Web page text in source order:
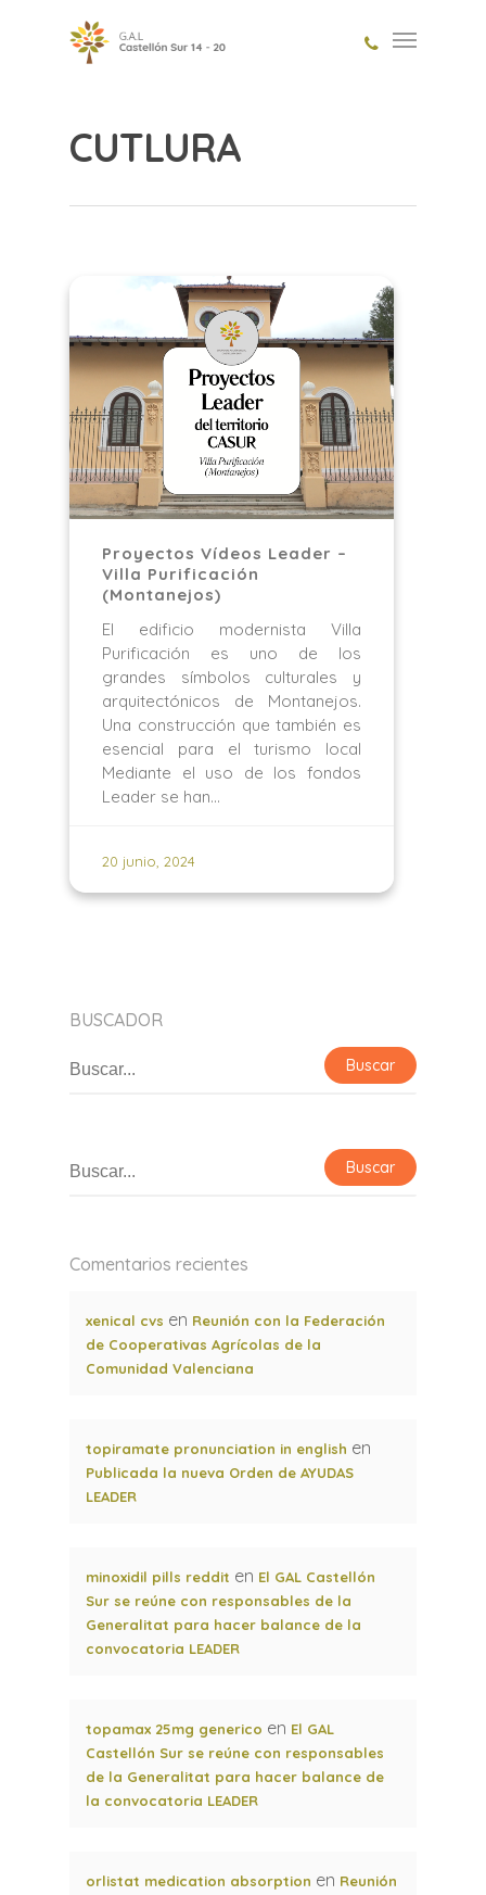
CUTLURA
Proyectos Vídeos Leader –
Villa Purificación
(Montanejos)
El edificio modernista Villa
Purificación es uno de los
grandes símbolos culturales y
arquitectónicos de Montanejos.
Una construcción que también es
esencial para el turismo local
Mediante el uso de los fondos
Leader se han…
20 junio, 2024
BUSCADOR
Comentarios recientes
xenical cvs en Reunión con la Federación
de Cooperativas Agrícolas de la
Comunidad Valenciana
topiramate pronunciation in english en
Publicada la nueva Orden de AYUDAS
LEADER
minoxidil pills reddit en El GAL Castellón
Sur se reúne con responsables de la
Generalitat para hacer balance de la
convocatoria LEADER
topamax 25mg generico en El GAL
Castellón Sur se reúne con responsables
de la Generalitat para hacer balance de
la convocatoria LEADER
orlistat medication absorption en Reunión